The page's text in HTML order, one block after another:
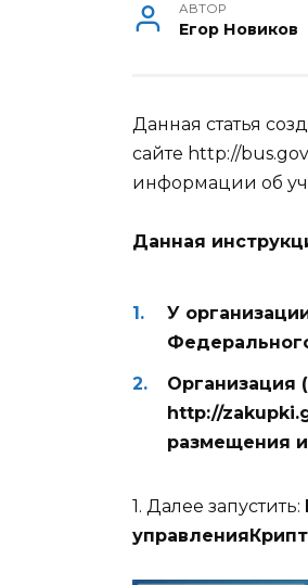
АВТОР
Егор Новиков
Данная статья
сайте http://
информации об
Данная
У
Организация
http://
размещения
1. Далее запустить: